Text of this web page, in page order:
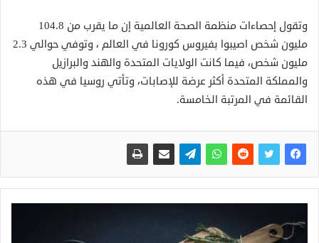
وتقول إحصاءات منظمة الصحة العالمية إن ما يقرب من 104.8
مليون شخص اصيبوا بفيروس كورونا في العالم ، وتوفي حوالي 2.3
مليون شخص، فيما كانت الولايات المتحدة والهند والبرازيل
والمملكة المتحدة أكثر عرضة للإصابات، وتأتي روسيا في هذه
القائمة في المرتبة الخامسة.